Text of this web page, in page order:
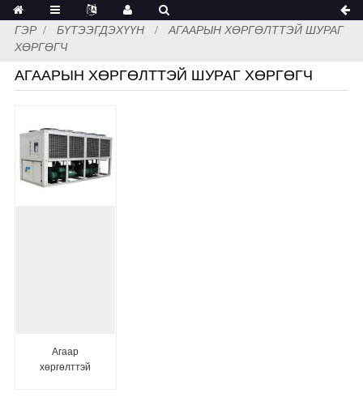
ГЭР БҮТЭЭГДЭХҮҮН
АГААРЫН ХӨРГӨЛТТЭЙ ШУРАГ
ХӨРГӨГЧ
АГААРЫН ХӨРГӨЛТТЭЙ ШУРАГ ХӨРГӨГЧ
Агаар
хөргөлттэй